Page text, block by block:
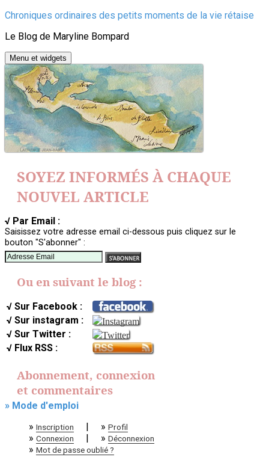
Aller
contenu
Chroniques ordinaires des petits moments de la vie rétaise
Le Blog de Maryline Bompard
Menu et widgets
SOYEZ INFORMÉS À CHAQUE
NOUVEL ARTICLE
√ Par Email :
Saisissez votre adresse email ci-dessous puis cliquez sur le
bouton "S'abonner" :
Ou en suivant le blog :
√ Sur Facebook :
√ Sur instagram :
√ Sur Twitter :
√ Flux RSS :
Abonnement, connexion
et commentaires
» Mode d'emploi
» Inscription | » Profil
» Connexion | » Déconnexion
» Mot de passe oublié ?